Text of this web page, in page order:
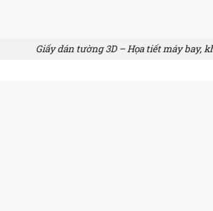
Giấy dán tường 3D – Họa tiết máy bay,